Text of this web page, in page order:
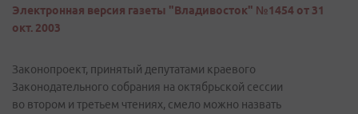
Электронная версия газеты "Владивосток" №1454 от 31
окт. 2003
Законопроект, принятый депутатами краевого
Законодательного собрания на октябрьской сессии
во втором и третьем чтениях, смело можно назвать